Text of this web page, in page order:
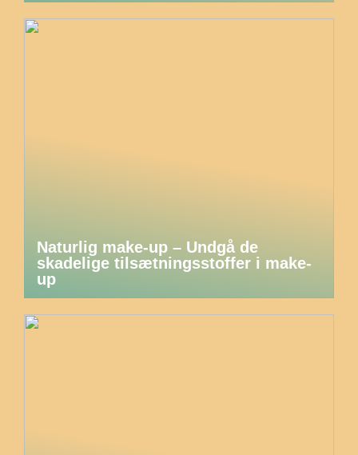
Naturlig make-up – Undgå de
skadelige tilsætningsstoffer i make-
up